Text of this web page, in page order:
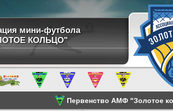
мини-футбола
КОЛЬЦО"
Первенство АМФ "Золотое